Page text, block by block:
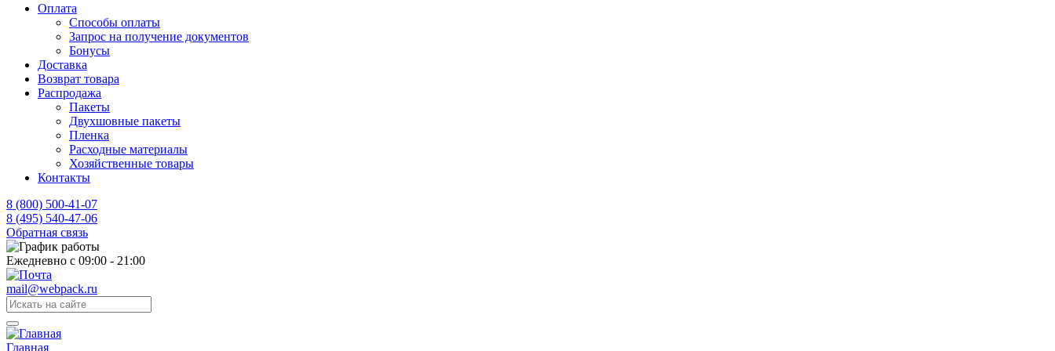
Оплата
Способы оплаты
Запрос на получение документов
Бонусы
Доставка
Возврат товара
Распродажа
Пакеты
Двухшовные пакеты
Пленка
Расходные материалы
Хозяйственные товары
Контакты
8 (800) 500-41-07
8 (495) 540-47-06
Обратная связь
Ежедневно с 09:00 - 21:00
mail@webpack.ru
Главная